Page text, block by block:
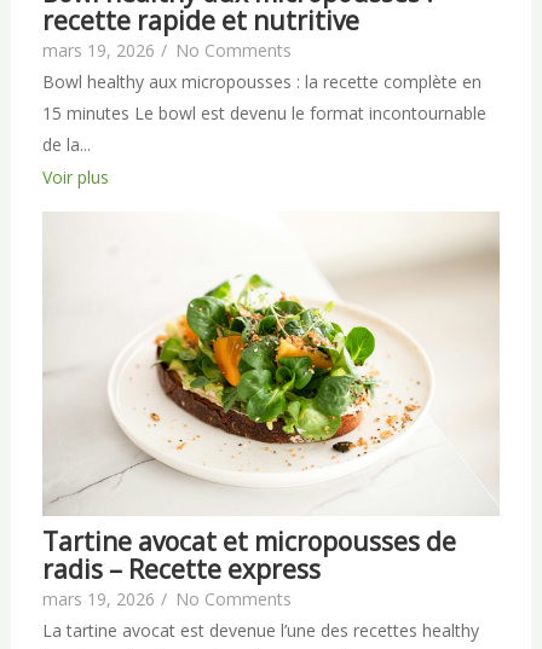
recette rapide et nutritive
mars 19, 2026 / No Comments
Bowl healthy aux micropousses : la recette complète en
15 minutes Le bowl est devenu le format incontournable
de la...
Voir plus
Tartine avocat et micropousses de
radis – Recette express
mars 19, 2026 / No Comments
La tartine avocat est devenue l’une des recettes healthy